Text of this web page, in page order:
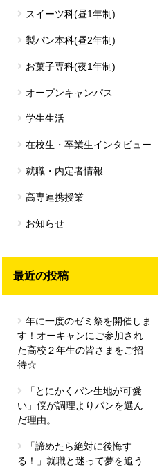
スイーツ科(昼1年制)
製パン本科(昼2年制)
お菓子専科(夜1年制)
オープンキャンパス
学生生活
在校生・卒業生インタビュー
就職・内定者情報
高専連携授業
お知らせ
最近の投稿
年に一度のゼミ祭を開催しま
す！オーキャンにご参加され
た高校２年生の皆さまをご招
待☆
「とにかくパン生地が可愛
い」僕が調理よりパンを選ん
だ理由。
「諦めたら絶対に後悔す
る！」就職と迷って夢を追う